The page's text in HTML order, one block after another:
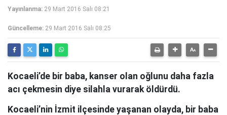
Yayınlanma: 29 Mart 2016 Salı 08:21
Güncelleme: 29 Mart 2016 Salı 08:25
Kocaeli’de bir baba, kanser olan oğlunu daha fazla
acı çekmesin diye silahla vurarak öldürdü.
Kocaeli’nin İzmit ilçesinde yaşanan olayda, bir baba